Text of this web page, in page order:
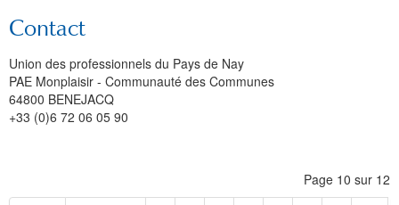
Contact
Union des professionnels du Pays de Nay
PAE Monplaisir - Communauté des Communes
64800 BENEJACQ
+33 (0)6 72 06 05 90
Page 10 sur 12